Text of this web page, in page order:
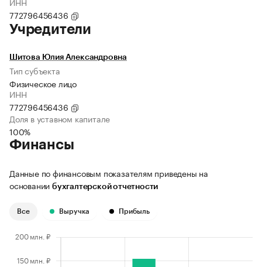
772796456436
Учредители
Шитова Юлия Александровна
Тип субъекта
Физическое лицо
ИНН
772796456436
Доля в уставном капитале
100%
Финансы
Данные по финансовым показателям приведены на
основании бухгалтерской отчетности
Все Выручка Прибыль